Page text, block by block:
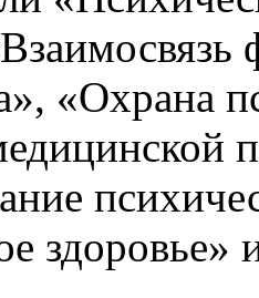
«Охрана
здоровье»